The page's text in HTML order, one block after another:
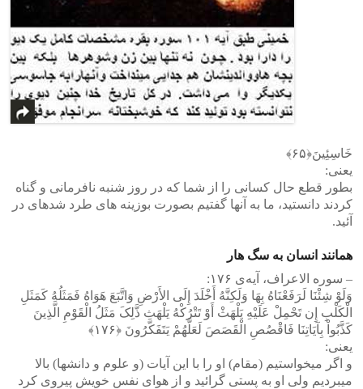
خَاسِئِینَ﴿۶۵﴾
یعنی‌:
بطور قطع حال کسانی را از شما که در روز شنبه نافرمانی و گناه
کردند دانستید، ما به آنها گفتیم بصورت بوزینه ‏های طرد شده‏ای در
آئید.
همانند انسان به سگ هار
– سوره الاعراف، آیه‌ی ۱۷۶:
وَلَوْ شِئْنَا لَرَفَعْنَاهُ بِهَا وَلَکِنَّهُ أَخْلَدَ إِلَى الأَرْضِ وَاتَّبَعَ هَوَاهُ فَمَثَلُهُ کَمَثَلِ
الْکَلْبِ إِن تَحْمِلْ عَلَیْهِ یَلْهَثْ أَوْ تَتْرُکْهُ یَلْهَث ذَّلِکَ مَثَلُ الْقَوْمِ الَّذِینَ
کَذَّبُواْ بِآیَاتِنَا فَاقْصُصِ الْقَصَصَ لَعَلَّهُمْ یَتَفَکَّرُونَ ﴿۱۷۶﴾
یعنی‌:
و اگر می‏خواستیم (مقام) او را با این آیات (و علوم و دانشها) بالا
می‏بردیم ولی او به پستی گرائید و از هوای نفس خویش پیروی کرد